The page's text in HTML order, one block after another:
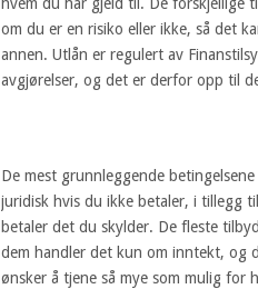
om du er en risiko eller ikke, så det
annen. Utlån er regulert av
avgjørelser, og det er derfor opp til
De mest grunnleggende
juridisk hvis du ikke betaler, i tillegg
betaler det du skylder. De fleste
dem handler det kun om inntekt, og
ønsker å tjene så mye som mulig for